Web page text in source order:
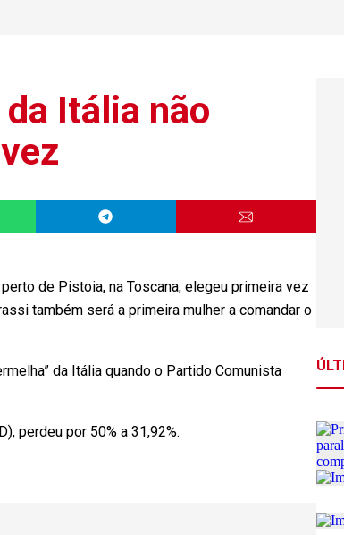
da Itália não
de Pistoia, na Toscana, elegeu primeira vez
também será a primeira mulher a comandar o
da Itália quando o Partido Comunista
perdeu por 50% a 31,92%.